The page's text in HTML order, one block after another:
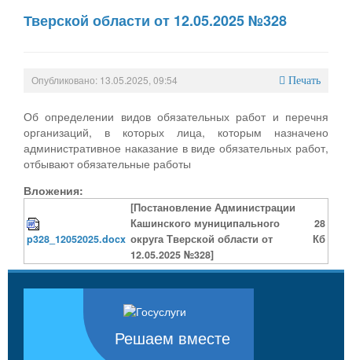
Тверской области от 12.05.2025 №328
Опубликовано: 13.05.2025, 09:54 Печать
Об определении видов обязательных работ и перечня
организаций, в которых лица, которым назначено
административное наказание в виде обязательных работ,
отбывают обязательные работы
Вложения:
p328_12052025.docx
[Постановление Администрации
Кашинского муниципального
округа Тверской области от
12.05.2025 №328]
28
Кб
Решаем вместе